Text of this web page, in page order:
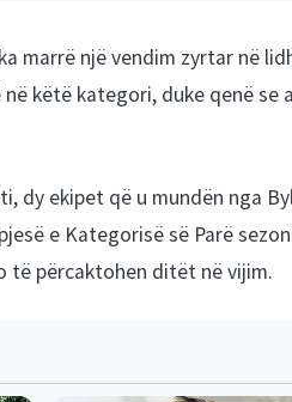
marrë një vendim zyrtar në
këtë kategori, duke qenë
dy ekipet që u mundën nga
e Kategorisë së Parë
të përcaktohen ditët në vijim.